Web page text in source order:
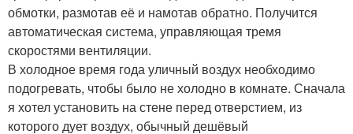
обмотки, размотав её и намотав обратно. Получится
автоматическая система, управляющая тремя
скоростями вентиляции.
В холодное время года уличный воздух необходимо
подогревать, чтобы было не холодно в комнате. Сначала
я хотел установить на стене перед отверстием, из
которого дует воздух, обычный дешёвый